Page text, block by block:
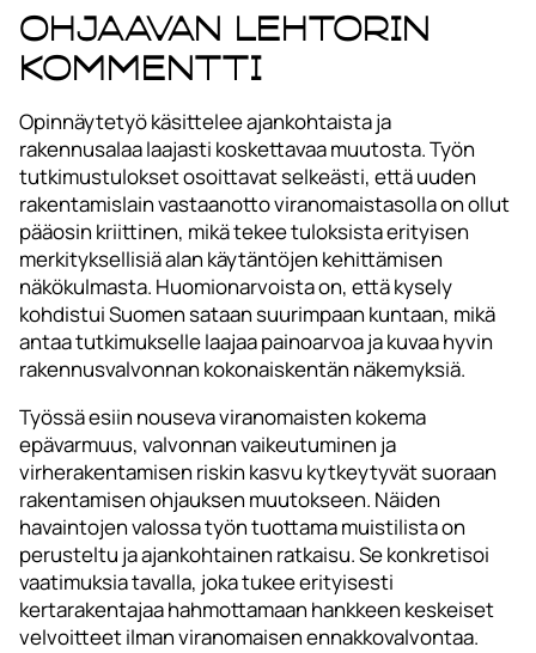
Ohjaavan lehtorin
kommentti
Opinnäytetyö käsittelee ajankohtaista ja
rakennusalaa laajasti koskettavaa muutosta. Työn
tutkimustulokset osoittavat selkeästi, että uuden
rakentamislain vastaanotto viranomaistasolla on ollut
pääosin kriittinen, mikä tekee tuloksista erityisen
merkityksellisiä alan käytäntöjen kehittämisen
näkökulmasta. Huomionarvoista on, että kysely
kohdistui Suomen sataan suurimpaan kuntaan, mikä
antaa tutkimukselle laajaa painoarvoa ja kuvaa hyvin
rakennusvalvonnan kokonaiskentän näkemyksiä.
Työssä esiin nouseva viranomaisten kokema
epävarmuus, valvonnan vaikeutuminen ja
virherakentamisen riskin kasvu kytkeytyvät suoraan
rakentamisen ohjauksen muutokseen. Näiden
havaintojen valossa työn tuottama muistilista on
perusteltu ja ajankohtainen ratkaisu. Se konkretisoi
vaatimuksia tavalla, joka tukee erityisesti
kertarakentajaa hahmottamaan hankkeen keskeiset
velvoitteet ilman viranomaisen ennakkovalvontaa.